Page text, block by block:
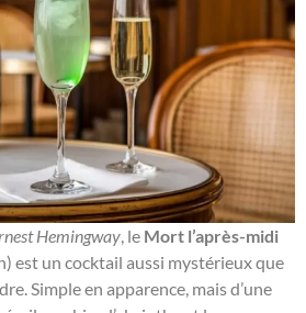
Hemingway, le Mort l’après-midi
est un cocktail aussi mystérieux que
Simple en apparence, mais d’une